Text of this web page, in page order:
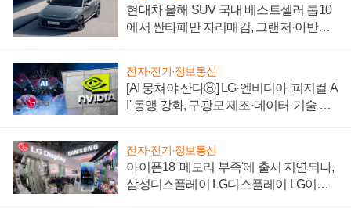
현대차 올해 SUV 국내 베스트셀러 톱10
에서 싼타페만 자리매김, 그랜저·아반떼
전자·전기·정보통신
[AI 뭉쳐야 산다⑧] LG·엔비디아 '피지컬 A
I' 동맹 강화, 구광모 제조·데이터·기술 결
전자·전기·정보통신
아이폰18 '메모리 부족'에 출시 지연되나,
삼성디스플레이 LG디스플레이 LG이노